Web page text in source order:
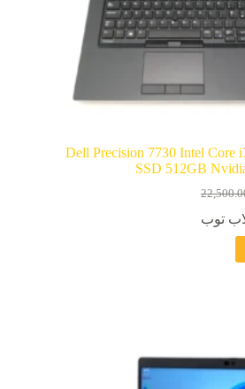
Dell Precision 7730 Intel Core
SSD 512GB
توب